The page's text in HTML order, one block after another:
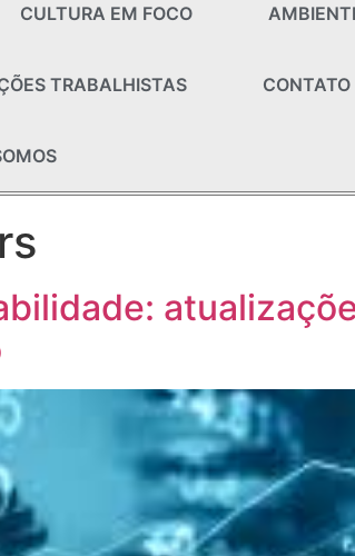
CULTURA EM FOCO
TRABALHISTAS CONTATO